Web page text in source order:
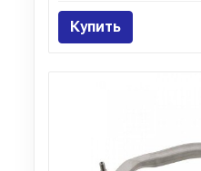
Купить